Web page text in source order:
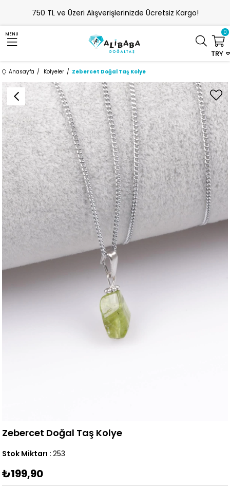
750 TL ve Üzeri Alışverişlerinizde Ücretsiz Kargo!
MENU
TRY
0
Anasayfa Kolyeler Zebercet Doğal Taş Kolye
Zebercet Doğal Taş Kolye
Stok Miktarı : 253
₺199,90